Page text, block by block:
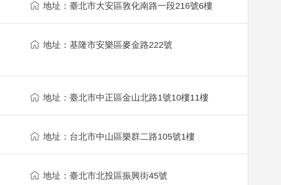
地址：臺北市大安區敦化南路一段216號6樓
地址：基隆市安樂區麥金路222號
地址：臺北市中正區金山北路1號10樓11樓
地址：台北市中山區樂群二路105號1樓
地址：臺北市北投區振興街45號